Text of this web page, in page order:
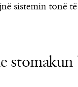
sistemin tonë
stomakun